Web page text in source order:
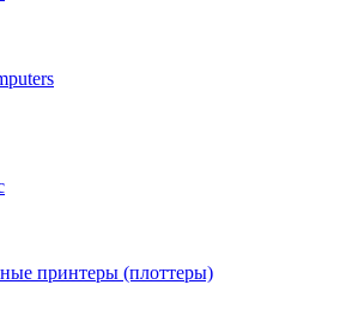
принтеры (плоттеры)